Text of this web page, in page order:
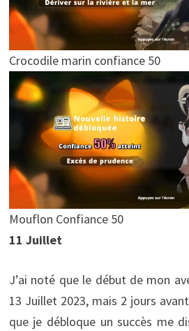
Crocodile marin confiance 50
Mouflon Confiance 50
11 Juillet
J’ai noté que le début de mon
13 Juillet 2023, mais 2 jours
que je débloque un succès me